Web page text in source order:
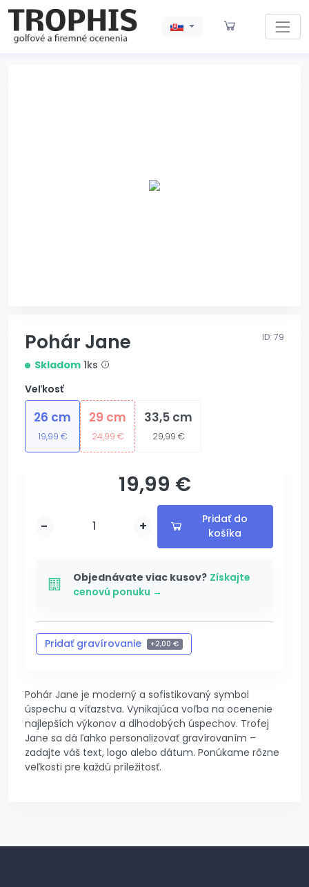
Pohár Jane ID: 79
Skladom 1ks
Veľkosť
26 cm
19,99 €
29 cm
24,99 €
33,5 cm
29,99 €
19,99 €
s gravírovaním
- +
Pridať do
košíka
Pridávam...
Pridané
Objednávate viac kusov? Získajte
cenovú ponuku →
Pridať gravírovanie +2,00 €
Zrušiť gravírovanie
Pohár Jane je moderný a sofistikovaný symbol
úspechu a víťazstva. Vynikajúca voľba na ocenenie
najlepších výkonov a dlhodobých úspechov. Trofej
Jane sa dá ľahko personalizovať gravírovaním –
zadajte váš text, logo alebo dátum. Ponúkame rôzne
veľkosti pre každú príležitosť.